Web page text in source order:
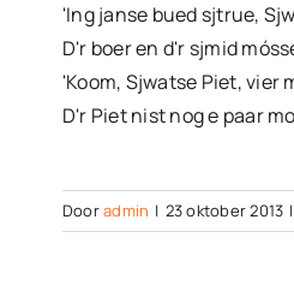
'Ing janse bued sjtrue,
D'r boer en d'r sjmid
'Koom, Sjwatse Piet, vier
D'r Piet nist nog e paar
Dooradmin | 23 oktober 2013 |